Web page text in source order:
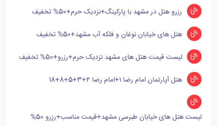
رزرو هتل در مشهد با پارکینگ+نزدیک حرم+50% تخفیف
هتل های خیابان نوغان و فلکه آب مشهد+50% تخفیف
لیست قیمت هتل های مشهد نزدیک حرم+رزرو+50% تخفیف
هتل آپارتمان امام رضا ۱+امام رضا 2+3+5+8+18
لیست هتل های خیابان طبرسی مشهد+قیمت مناسب+رزرو 50%